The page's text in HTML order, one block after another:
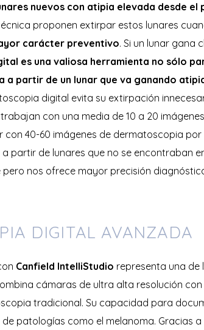
nuevos con atipia elevada desde
proponen extirpar estos lunares
carácter preventivo. Si un lunar gana
es una valiosa herramienta no sólo
a partir de un lunar que va ganando
digital evita su extirpación
con una media de 10 a 20
40-60 imágenes de dermatoscopia
partir de lunares que no se
nos ofrece mayor precisión
DIGITAL AVANZADA
Canfield IntelliStudio representa una de
cámaras de ultra alta resolución
tradicional. Su capacidad para
patologías como el melanoma. Gracias